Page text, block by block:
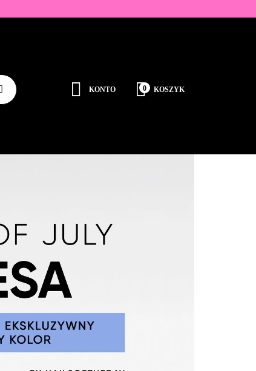
KONTO
Dodaj zgłoszenie
0 KOSZYK